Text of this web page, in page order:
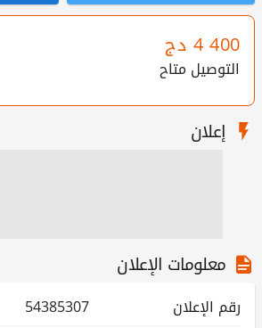
4 400 دج
التوصيل متاح
إعلان
معلومات الإعلان
رقم الإعلان
54385307